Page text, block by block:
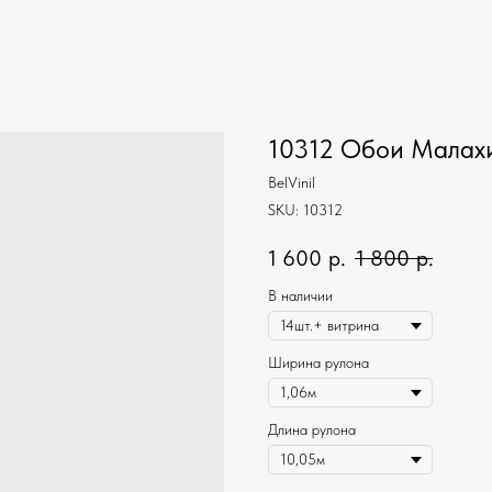
10312 Обои
BelVinil
SKU: 10312
1 600 р. 1 800 р.
В наличии
Ширина рулона
Длина рулона